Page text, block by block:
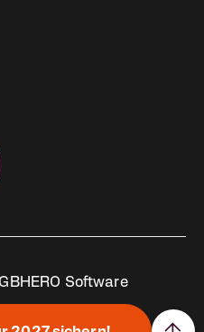
HERO Software